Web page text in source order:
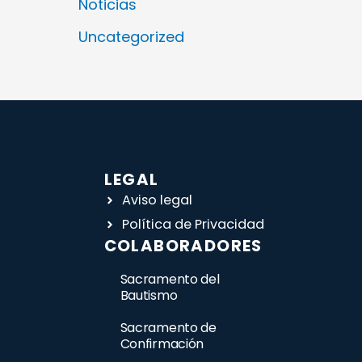
Noticias
Uncategorized
LEGAL
Aviso legal
Política de Privacidad
COLABORADORES
Sacramento del
Bautismo
Sacramento de
Confirmación